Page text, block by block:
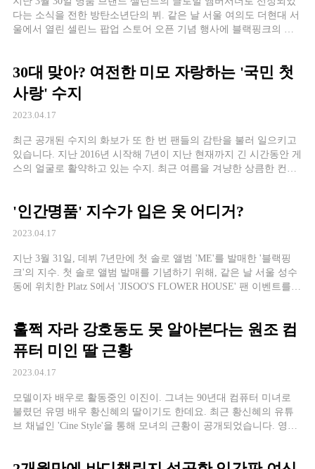
다는 소식을 전한 방탄소년단의 뷔. 같은 날 서울 여의도 더현대 서
울에서 열린 셀린느 팝업 스토어 오픈 기념 행사에 블랙핑크의 리
30대 맞아? 여전한 미모 자랑하는 '국민 첫
사랑' 수지
2023.04.17
최근 공개된 수지의 화보가 또 한 번 팬들의 감탄을 불러 일으키고
있습니다. 지난 2016년 시작해 7년이 지난 현재까지 긴 시간동안 게
스의 얼굴로 활약하고 있는 수지. 최근 여름을 겨냥한 상큼한 컨셉
'인간명품' 지수가 입은 옷 어디거?
2023.04.17
지난 3월 31일, 데뷔 7년만에 첫 솔로 앨범 'ME'를 발매한 '블랙핑
크'의 지수. 첫 솔로 앨범 발매를 기념하기 위해, 같은 날 서울 성수
동에 위치한 Platz S에서 'JISOO'S FLOWER HOUSE' 팬 이벤트를
훌쩍 자라 강호동도 못 알아본다는 원조 컴
퓨터 미인 딸 근황
2023.04.17
모델이자 배우로 활동중인 이진이. 그녀는 90년대 컴퓨터 미녀로
불렸던 유명 배우 황신혜의 딸이기도 한데요. 최근 황신혜의 유튜
브 채널인 'Cine Style'을 통해 모녀의 근황이 공개되었습니다. 영상